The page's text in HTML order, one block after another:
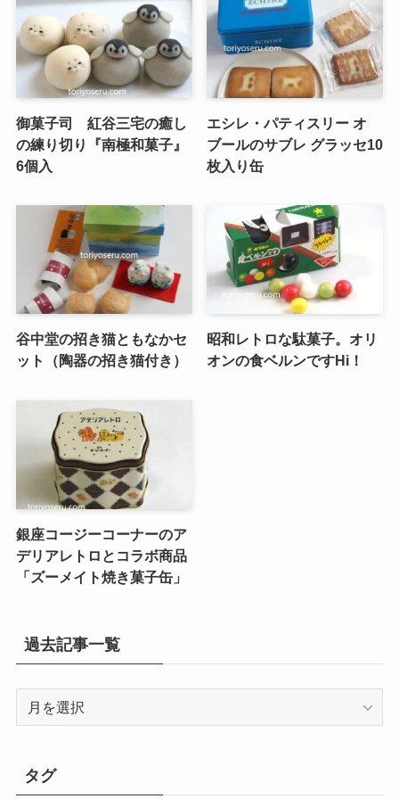
御菓子司 紅谷三宅の癒し
の練り切り『南極和菓子』
6個入
エシレ・パティスリー オ
ブールのサブレ グラッセ10
枚入り缶
谷中堂の招き猫ともなかセ
ット（陶器の招き猫付き）
昭和レトロな駄菓子。オリ
オンの食ベルンですHi！
銀座コージーコーナーのア
デリアレトロとコラボ商品
「ズーメイト焼き菓子缶」
過去記事一覧
一
タグ